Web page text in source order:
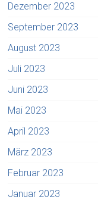
Dezember 2023
September 2023
August 2023
Juli 2023
Juni 2023
Mai 2023
April 2023
März 2023
Februar 2023
Januar 2023